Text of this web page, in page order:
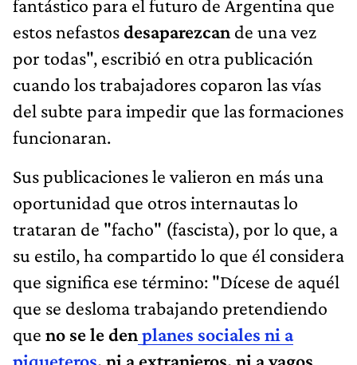
fantástico para el futuro de Argentina que
estos nefastosdesaparezcan de una vez
por todas", escribió en otra publicación
cuando los trabajadores coparon las vías
del subte para impedir que las formaciones
funcionaran.
Sus publicaciones le valieron en más una
oportunidad que otros internautas lo
trataran de "facho" (fascista), por lo que, a
su estilo, ha compartido lo que él considera
que significa ese término: "Dícese de aquél
que se desloma trabajando pretendiendo
que no se le denplanes sociales ni a
piqueteros, ni a extranjeros, ni a vagos.